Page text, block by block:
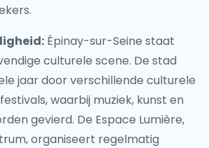
Épinay-sur-Seine staat
culturele scene. De stad
jaar door verschillende culturele
waarbij muziek, kunst en
gevierd. De Espace Lumière,
organiseert regelmatig